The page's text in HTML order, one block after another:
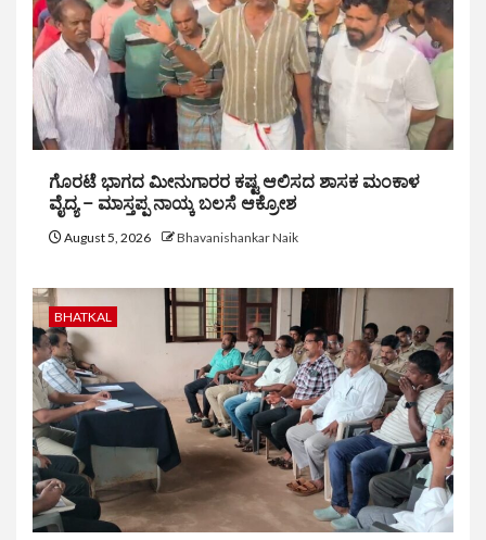
ಗೊರಟೆ ಭಾಗದ ಮೀನುಗಾರರ ಕಷ್ಟ ಆಲಿಸದ ಶಾಸಕ ಮಂಕಾಳ
ವೈದ್ಯ – ಮಾಸ್ತಪ್ಪ ನಾಯ್ಕ ಬಲಸೆ ಆಕ್ರೋಶ
August 5, 2026 Bhavanishankar Naik
BHATKAL